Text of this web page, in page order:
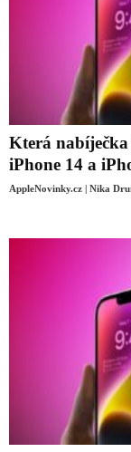
Která
iPhone 14 a
AppleNovinky.cz | Nika